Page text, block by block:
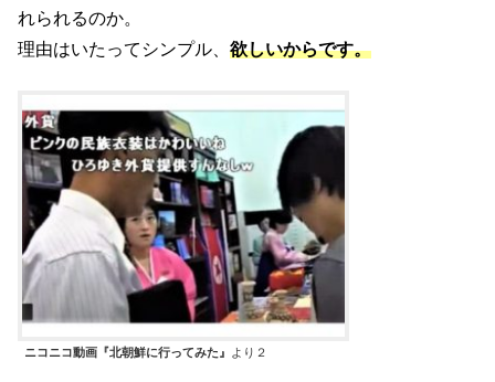
れられるのか。
理由はいたってシンプル、 欲しいからです。
ニコニコ動画『北朝鮮に行ってみた』 より２